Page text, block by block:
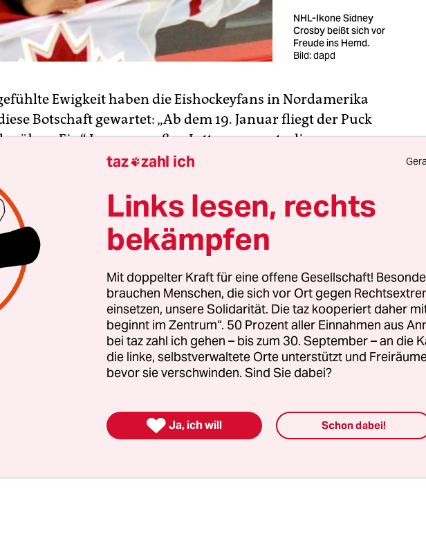
NHL-Ikone Sidney
Crosby beißt sich vor
Freude ins Hemd.
Bild: dapd
Ewigkeit haben die Eishockeyfans in Nordamerika
Botschaft gewartet: „Ab dem 19. Januar fliegt der Puck
übers Eis.“ In ganz großen Lettern prangte die
erwartete Nachricht in den letzten Tagen auf der
National Hockey League (NHL). Der monatelange
zwischen Eishockeyspielern auf der einen und Klubs
auf der anderen Seite ist beendet.
nur erleichtert und zufrieden“, strahlte der
Liga-Chef Bill Daly in alle Kameras. Seit dem 15.
Jahres hatten beide Parteien über ein neues
gestritten, der reguläre Saisonstart am 11. Oktober
Vergangenen Samstag wurden die Unterschriften
neuen Tarifvertrag über zehn Jahre gesetzt, der sich schon
zuvor abgezeichnet hatte.
taz zahl ich
Links lesen, rechts
bekämpfen
Mit doppelter Kraft für eine offene Gesellschaft!
brauchen Menschen, die sich vor Ort gegen
einsetzen, unsere Solidarität. Die taz kooperiert daher
beginnt im Zentrum“. 50 Prozent aller Einnahmen aus
bei taz zahl ich gehen – bis zum 30. September – an die
die linke, selbstverwaltete Orte unterstützt und
bevor sie verschwinden. Sind Sie dabei?
 Ja, ich will Schon dabei!